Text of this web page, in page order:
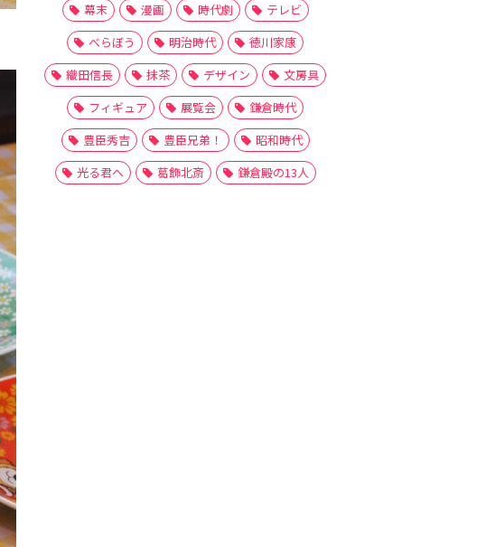
幕末
漫画 時代劇
テレビ
べらぼう
明治時代
徳川家康
織田信長
抹茶 デザイン
文房具
フィギュア
展覧会
鎌倉時代
豊臣秀吉
豊臣兄弟！
昭和時代
光る君へ
葛飾北斎 鎌倉殿の13人